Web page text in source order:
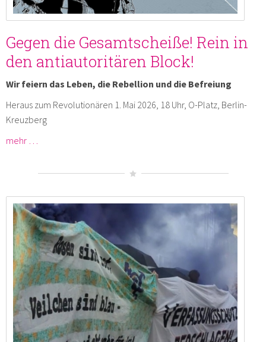
Gegen die Gesamtscheiße! Rein in
den antiautoritären Block!
Wir feiern das Leben, die Rebellion und die Befreiung
Heraus zum Revolutionären 1. Mai 2026, 18 Uhr, O-Platz, Berlin-
Kreuzberg
mehr …